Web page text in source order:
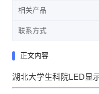
相关产品
联系方式
正文内容
湖北大学生科院LED显